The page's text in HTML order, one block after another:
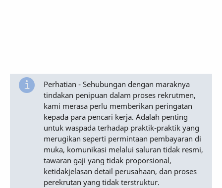
Perhatian - Sehubungan dengan maraknya
tindakan penipuan dalam proses rekrutmen,
kami merasa perlu memberikan peringatan
kepada para pencari kerja. Adalah penting
untuk waspada terhadap praktik-praktik yang
merugikan seperti permintaan pembayaran di
muka, komunikasi melalui saluran tidak resmi,
tawaran gaji yang tidak proporsional,
ketidakjelasan detail perusahaan, dan proses
perekrutan yang tidak terstruktur.